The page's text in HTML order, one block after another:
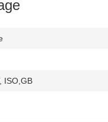
ISO,GB